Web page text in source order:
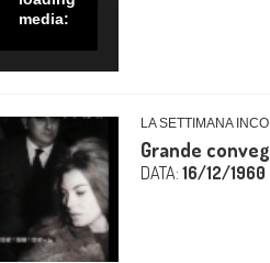
media:
LA SETTIMANA
Grande
DATA: 16/12/1960